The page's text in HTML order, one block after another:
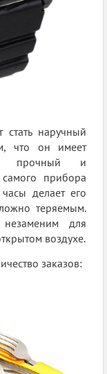
наручный
что он имеет
прочный и
прибора
делает его
теряемым.
для
воздухе.
заказов: